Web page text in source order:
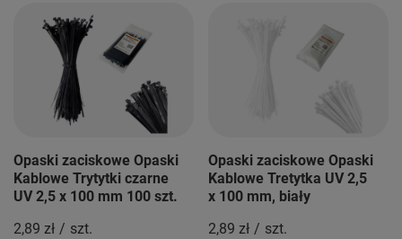
Opaski zaciskowe Opaski
Kablowe Trytytki czarne
UV 2,5 x 100 mm 100 szt.
2,89 zł / szt.
Opaski zaciskowe Opaski
Kablowe Tretytka UV 2,5
x 100 mm, biały
2,89 zł / szt.